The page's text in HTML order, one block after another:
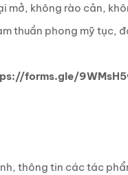
không rào cản,
thuần phong mỹ tục,
forms.gle/
thông tin các tác